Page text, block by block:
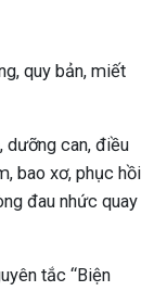
quy bản, miết
dưỡng can, điều
bao xơ, phục hồi
đau nhức quay
tắc “Biện